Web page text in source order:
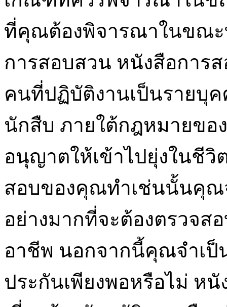
ที่คุณต้องพิจารณาในขณะ
การสอบสวน หนังสือการ
คนที่ปฏิบัติงานเป็นรายบุ
นักสืบ ภายใต้กฎหมายขอ
อนุญาตให้เข้าไปยุ่งในชี
สอบของคุณทำเช่นนั้นคุณ
อย่างมากที่จะต้องตรวจ
อาชีพ นอกจากนี้คุณจำเป็
ประกันเพียงพอหรือไม่ ห